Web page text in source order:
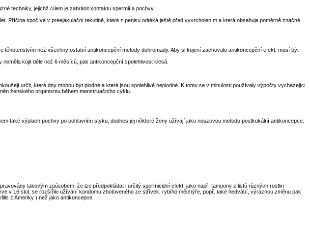
techniky, jejichž cílem je zabránit kontaktu spermií a pochvy.
Příčina spočívá v preejakulační tekutině, která z penisu odtéká ještě před vyvrcholením a která obsahuje poměrně značné
než všechny ostatní antikoncepční metody dohromady. Aby si kojení zachovalo antikoncepční efekt, musí být
kojit déle než 6 měsíců, pak antikoncepční spolehlivost klesá.
určit, které dny mohou být plodné a které jsou spolehlivě neplodné. K tomu se v minulosti používaly výpočty vycházející
ženského organismu během menstruačního cyklu.
také výplach pochvy po pohlavním styku, dodnes jej některé ženy užívají jako nouzovou metodu postkokální antikoncepce.
takovým způsobem, že lze předpokládat i určitý spermicidní efekt, jako např. tampony z listů různých rostlin
v 16.stol. se rozšířilo užívání kondomu zhotoveného ze střívek, rybího měchýře, popř. také hedvábí, výraznou změnu pak
z Ameriky ) než jako antikoncepce.